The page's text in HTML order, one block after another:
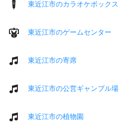
東近江市のカラオケボックス
東近江市のゲームセンター
東近江市の寄席
東近江市の公営ギャンブル場
東近江市の植物園